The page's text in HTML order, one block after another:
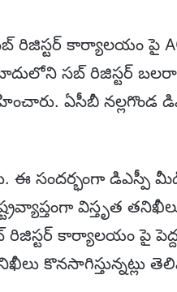
రిజిస్టర్ కార్యాలయం పై
సబ్ రిజిస్టర్
ఏసీబీ నల్లగొండ
ఈ సందర్భంగా
విస్తృత
కార్యాలయం పై పెద్ద
కొనసాగిస్తున్నట్లు